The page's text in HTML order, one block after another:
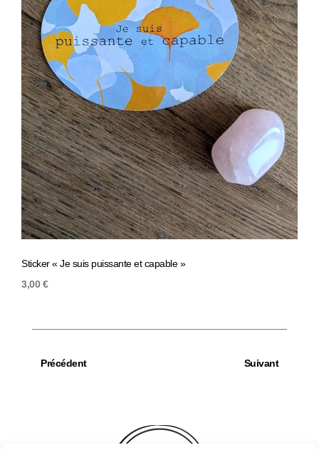
Sticker « Je suis puissante et capable »
3,00€
Précédent Suivant